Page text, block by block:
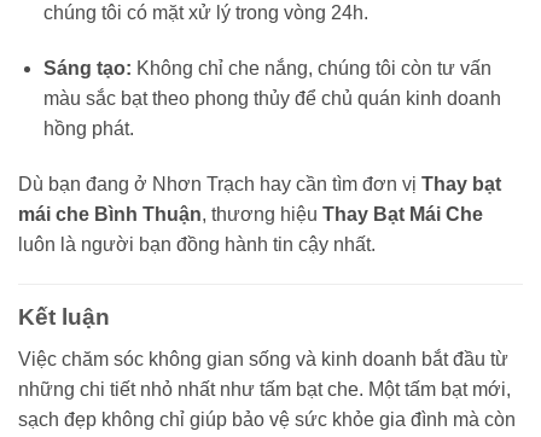
chúng tôi có mặt xử lý trong vòng 24h.
Sáng tạo: Không chỉ che nắng, chúng tôi còn tư vấn
màu sắc bạt theo phong thủy để chủ quán kinh doanh
hồng phát.
Dù bạn đang ở Nhơn Trạch hay cần tìm đơn vị Thay bạt
mái che Bình Thuận, thương hiệu Thay Bạt Mái Che
luôn là người bạn đồng hành tin cậy nhất.
Kết luận
Việc chăm sóc không gian sống và kinh doanh bắt đầu từ
những chi tiết nhỏ nhất như tấm bạt che. Một tấm bạt mới,
sạch đẹp không chỉ giúp bảo vệ sức khỏe gia đình mà còn